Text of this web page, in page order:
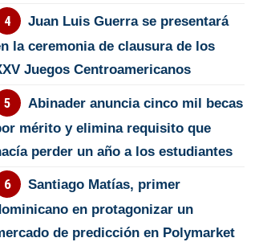
Juan Luis Guerra se presentará
la ceremonia de clausura de los
Juegos Centroamericanos
Abinader anuncia cinco mil becas
mérito y elimina requisito que
perder un año a los estudiantes
Santiago Matías, primer
en protagonizar un
de predicción en Polymarket